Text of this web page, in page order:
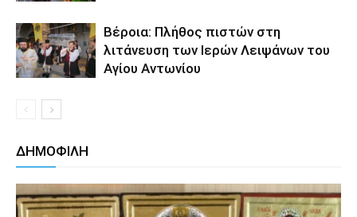
Βέροια: Πλήθος πιστών στη
λιτάνευση των Ιερών Λειψάνων του
Αγίου Αντωνίου
ΔΗΜΟΦΙΛΗ